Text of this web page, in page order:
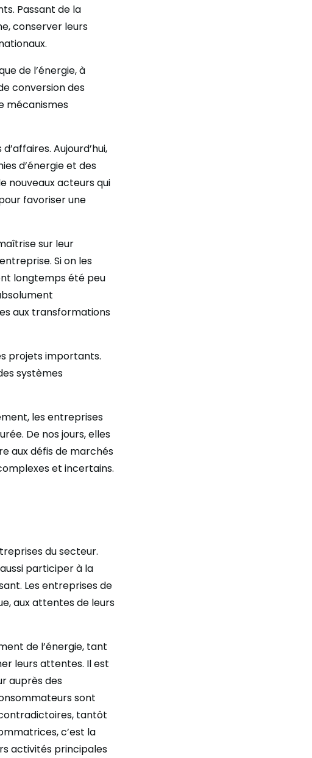
Passant de la
conserver leurs
de l’énergie, à
conversion des
mécanismes
Aujourd’hui,
d’énergie et des
nouveaux acteurs qui
favoriser une
sur leur
Si on les
longtemps été peu
aux transformations
projets importants.
systèmes
les entreprises
De nos jours, elles
aux défis de marchés
et incertains.
du secteur.
participer à la
Les entreprises de
aux attentes de leurs
de l’énergie, tant
leurs attentes. Il est
auprès des
sont
tantôt
c’est la
activités principales